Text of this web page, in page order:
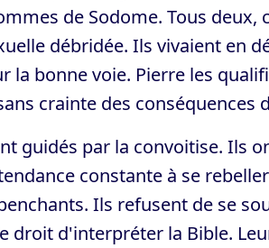
de Sodome. Tous
débridée. Ils vivaient en
la bonne voie. Pierre les
crainte des conséquences
guidés par la convoitise. Ils
constante à se
Ils refusent de se
droit d'interpréter la Bible.